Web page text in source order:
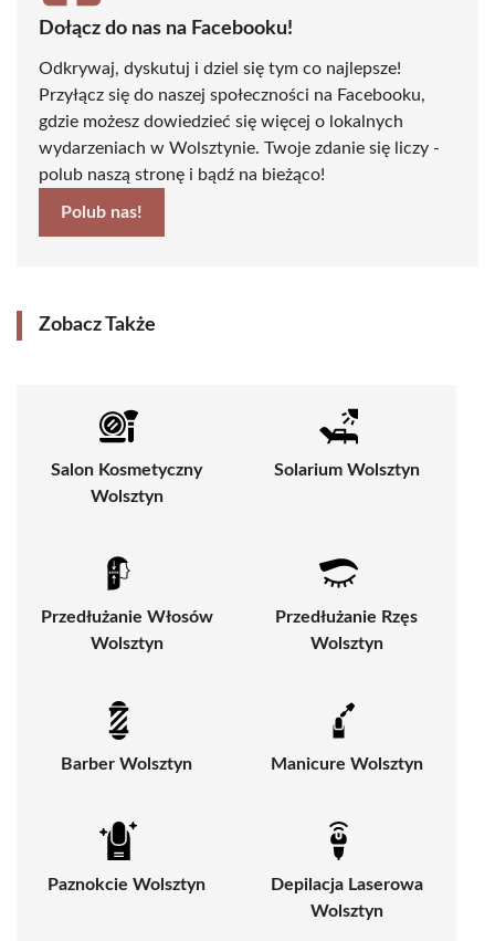
Dołącz do nas na Facebooku!
Odkrywaj, dyskutuj i dziel się tym co najlepsze!
Przyłącz się do naszej społeczności na Facebooku,
gdzie możesz dowiedzieć się więcej o lokalnych
wydarzeniach w Wolsztynie. Twoje zdanie się liczy -
polub naszą stronę i bądź na bieżąco!
Polub nas!
Zobacz Także
Salon Kosmetyczny
Wolsztyn
Solarium Wolsztyn
Przedłużanie Włosów
Wolsztyn
Przedłużanie Rzęs
Wolsztyn
Barber Wolsztyn Manicure Wolsztyn
Paznokcie Wolsztyn
Depilacja Laserowa
Wolsztyn